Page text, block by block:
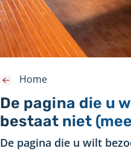
De pagina die u
bestaat niet
Home
De pagina die u wilt